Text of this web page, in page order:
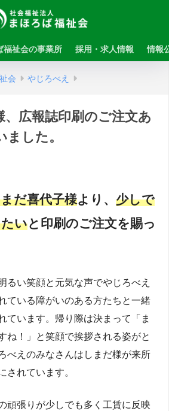
福祉会の事業所 採用・求人情報 情報
会 やじろべえ
、広報誌印刷のご注文あ
した。
だ喜代子様より、 少しで
いと印刷のご注文を賜っ
るい笑顔と元気な声でやじろべえ
ている障がいのある方たちと一緒
ています。帰り際は決まって「ま
ね！」と笑顔で挨拶される姿がと
べえのみなさんはしまだ様が来所
されています。
頑張りが少しでも多く工賃に反映